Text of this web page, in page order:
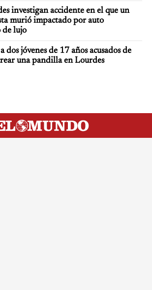
investigan accidente en el que un
murió impactado por auto
lujo
dos jóvenes de 17 años acusados de
una pandilla en Lourdes